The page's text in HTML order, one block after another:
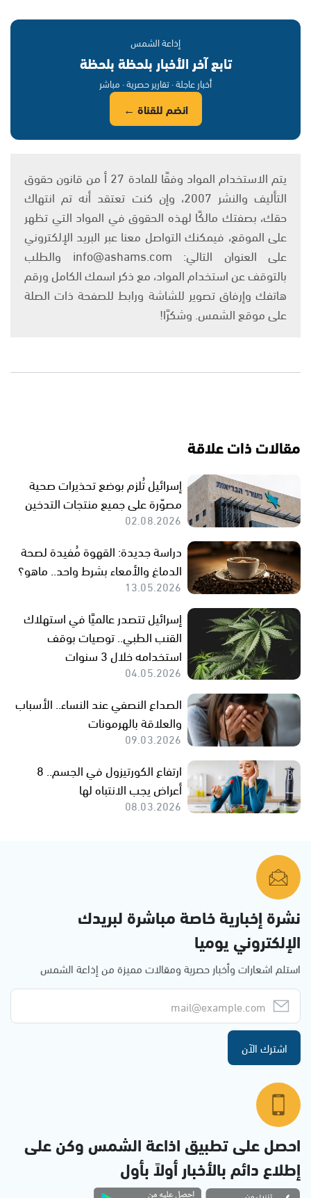
إذاعة الشمس
تابع آخر الأخبار بلحظة بلحظة
أخبار عاجلة · تقارير حصرية · مباشر
انضم للقناة ←
يتم الاستخدام المواد وفقًا للمادة 27 أ من قانون حقوق
التأليف والنشر 2007، وإن كنت تعتقد أنه تم انتهاك
حقك، بصفتك مالكًا لهذه الحقوق في المواد التي تظهر
على الموقع، فيمكنك التواصل معنا عبر البريد الإلكتروني
على العنوان التالي: info@ashams.com والطلب
بالتوقف عن استخدام المواد، مع ذكر اسمك الكامل ورقم
هاتفك وإرفاق تصوير للشاشة ورابط للصفحة ذات الصلة
على موقع الشمس. وشكرًا!
مقالات ذات علاقة
إسرائيل تُلزم بوضع تحذيرات صحية
مصوّرة على جميع منتجات التدخين
02.08.2026
دراسة جديدة: القهوة مُفيدة لصحة
الدماغ والأمعاء بشرط واحد.. ماهو؟
13.05.2026
إسرائيل تتصدر عالميًا في استهلاك
القنب الطبي.. توصيات بوقف
استخدامه خلال 3 سنوات
04.05.2026
الصداع النصفي عند النساء.. الأسباب
والعلاقة بالهرمونات
09.03.2026
ارتفاع الكورتيزول في الجسم.. 8
أعراض يجب الانتباه لها
08.03.2026
نشرة إخبارية خاصة مباشرة لبريدك
الإلكتروني يوميا
استلم اشعارات وأخبار حصرية ومقالات مميزة من إذاعة الشمس
اشترك الآن
احصل على تطبيق اذاعة الشمس وكن على
إطلاع دائم بالأخبار أولاً بأول